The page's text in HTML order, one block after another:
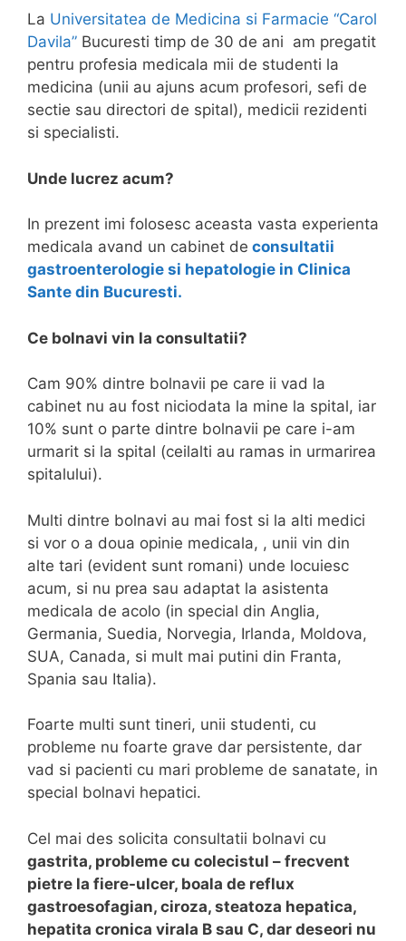
La Universitatea de Medicina si Farmacie “Carol
Davila” Bucuresti timp de 30 de ani am pregatit
pentru profesia medicala mii de studenti la
medicina (unii au ajuns acum profesori, sefi de
sectie sau directori de spital), medicii rezidenti
si specialisti.
Unde lucrez acum?
In prezent imi folosesc aceasta vasta experienta
medicala avand un cabinet de consultatii
gastroenterologie si hepatologie in Clinica
Sante din Bucuresti.
Ce bolnavi vin la consultatii?
Cam 90% dintre bolnavii pe care ii vad la
cabinet nu au fost niciodata la mine la spital, iar
10% sunt o parte dintre bolnavii pe care i-am
urmarit si la spital (ceilalti au ramas in urmarirea
spitalului).
Multi dintre bolnavi au mai fost si la alti medici
si vor o a doua opinie medicala, , unii vin din
alte tari (evident sunt romani) unde locuiesc
acum, si nu prea sau adaptat la asistenta
medicala de acolo (in special din Anglia,
Germania, Suedia, Norvegia, Irlanda, Moldova,
SUA, Canada, si mult mai putini din Franta,
Spania sau Italia).
Foarte multi sunt tineri, unii studenti, cu
probleme nu foarte grave dar persistente, dar
vad si pacienti cu mari probleme de sanatate, in
special bolnavi hepatici.
Cel mai des solicita consultatii bolnavi cu
gastrita, probleme cu colecistul – frecvent
pietre la fiere-ulcer, boala de reflux
gastroesofagian, ciroza, steatoza hepatica,
hepatita cronica virala B sau C, dar deseori nu